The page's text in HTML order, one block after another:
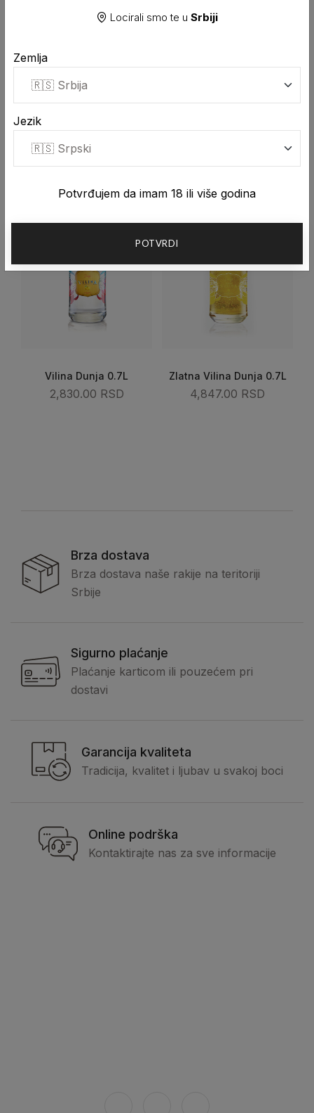
2,540.00 RSD
Vilina Dunja 0.7L
2,830.00 RSD
Zlatna Vilina Dunja 0.7L
4,847.00 RSD
Brza dostava
Brza dostava naše rakije na teritoriji
Srbije
Sigurno plaćanje
Plaćanje karticom ili pouzećem pri
dostavi
Garancija kvaliteta
Tradicija, kvalitet i ljubav u svakoj boci
Online podrška
Kontaktirajte nas za sve informacije
Locirali smo te u Srbiji
Zemlja
Jezik
Potvrđujem da imam 18 ili više godina
POTVRDI